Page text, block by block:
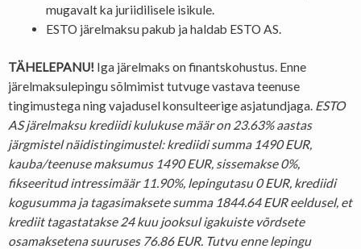
mugavalt ka juriidilisele isikule.
ESTO järelmaksu pakub ja haldab ESTO AS.
TÄHELEPANU! Iga järelmaks on finantskohustus. Enne
järelmaksulepingu sõlmimist tutvuge vastava teenuse
tingimustega ning vajadusel konsulteerige asjatundjaga. ESTO
AS järelmaksu krediidi kulukuse määr on 23.63% aastas
järgmistel näidistingimustel: krediidi summa 1490 EUR,
kauba/teenuse maksumus 1490 EUR, sissemakse 0%,
fikseeritud intressimäär 11.90%, lepingutasu 0 EUR, krediidi
kogusumma ja tagasimaksete summa 1844.64 EUR eeldusel, et
krediit tagastatakse 24 kuu jooksul igakuiste võrdsete
osamaksetena suuruses 76.86 EUR. Tutvu enne lepingu